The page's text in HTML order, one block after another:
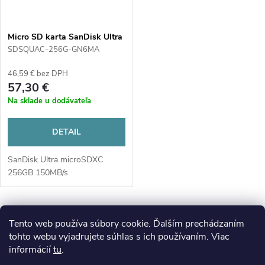
Tento web používa súbory cookie. Ďalším prechádzaním
tohto webu vyjadrujete súhlas s ich používaním. Viac
informáciítu.
Micro SD karta SanDisk Ultra
256GB + adaptér
SDSQUAC-256G-GN6MA
46,59 € bez DPH
57,30 €
Na sklade u dodávateľa
DETAIL
SanDisk Ultra microSDXC
256GB 150MB/s
O
v